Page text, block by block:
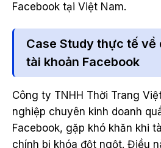
Facebook tại Việt Nam.
Case Study thực tế về
tài khoản Facebook
Công ty TNHH Thời Trang
nghiệp chuyên kinh doanh
Facebook, gặp khó khăn khi
chính bị khóa đột ngột. Điều